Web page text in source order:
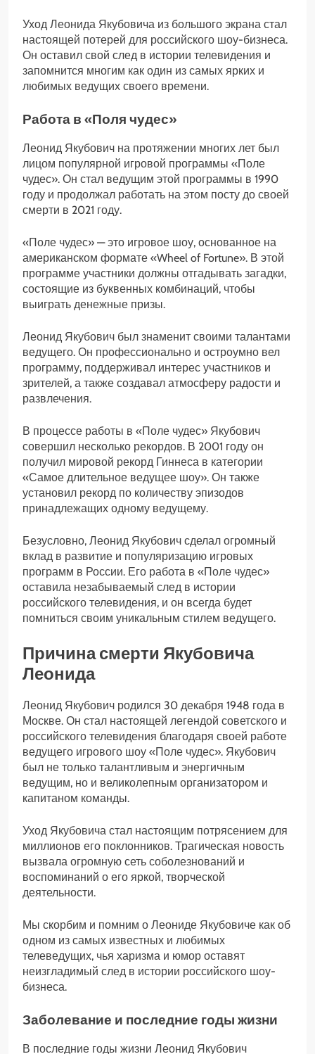
Уход Леонида Якубовича из большого экрана стал
настоящей потерей для российского шоу-бизнеса.
Он оставил свой след в истории телевидения и
запомнится многим как один из самых ярких и
любимых ведущих своего времени.
Работа в «Поля чудес»
Леонид Якубович на протяжении многих лет был
лицом популярной игровой программы «Поле
чудес». Он стал ведущим этой программы в 1990
году и продолжал работать на этом посту до своей
смерти в 2021 году.
«Поле чудес» — это игровое шоу, основанное на
американском формате «Wheel of Fortune». В этой
программе участники должны отгадывать загадки,
состоящие из буквенных комбинаций, чтобы
выиграть денежные призы.
Леонид Якубович был знаменит своими талантами
ведущего. Он профессионально и остроумно вел
программу, поддерживал интерес участников и
зрителей, а также создавал атмосферу радости и
развлечения.
В процессе работы в «Поле чудес» Якубович
совершил несколько рекордов. В 2001 году он
получил мировой рекорд Гиннеса в категории
«Самое длительное ведущее шоу». Он также
установил рекорд по количеству эпизодов
принадлежащих одному ведущему.
Безусловно, Леонид Якубович сделал огромный
вклад в развитие и популяризацию игровых
программ в России. Его работа в «Поле чудес»
оставила незабываемый след в истории
российского телевидения, и он всегда будет
помниться своим уникальным стилем ведущего.
Причина смерти Якубовича
Леонида
Леонид Якубович родился 30 декабря 1948 года в
Москве. Он стал настоящей легендой советского и
российского телевидения благодаря своей работе
ведущего игрового шоу «Поле чудес». Якубович
был не только талантливым и энергичным
ведущим, но и великолепным организатором и
капитаном команды.
Уход Якубовича стал настоящим потрясением для
миллионов его поклонников. Трагическая новость
вызвала огромную сеть соболезнований и
воспоминаний о его яркой, творческой
деятельности.
Мы скорбим и помним о Леониде Якубовиче как об
одном из самых известных и любимых
телеведущих, чья харизма и юмор оставят
неизгладимый след в истории российского шоу-
бизнеса.
Заболевание и последние годы жизни
В последние годы жизни Леонид Якубович